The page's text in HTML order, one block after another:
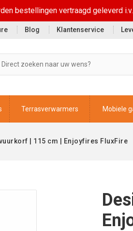
Blog Klantenservice
Terrasverwarmers Mobiele
| 115 cm | Enjoyfires FluxFire
bestellingen vertraagd geleverd